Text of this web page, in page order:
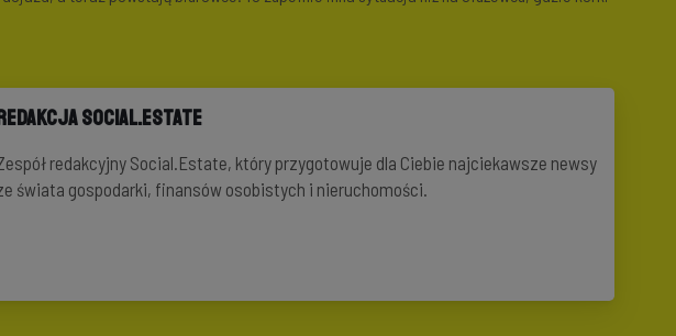
Social.Estate
redakcyjny Social.Estate, który przygotowuje dla Ciebie najciekawsze newsy
świata gospodarki, finansów osobistych i nieruchomości.